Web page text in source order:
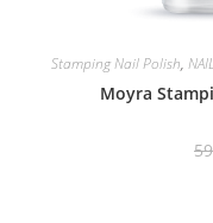
Stamping Nail Polish,
Moyra